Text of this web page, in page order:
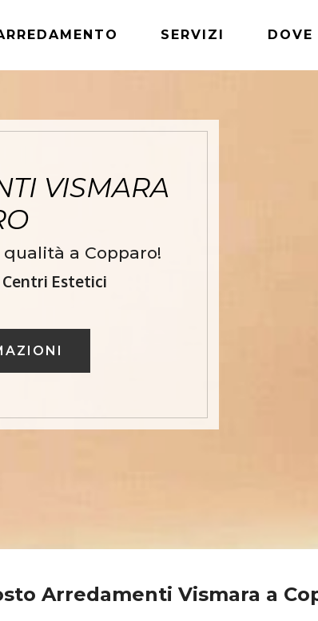
SERVIZI DOVE
VISMARA
a Copparo!
Estetici
Arredamenti Vismara a